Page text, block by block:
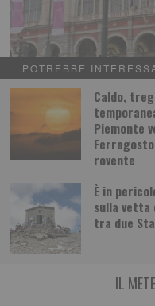
POTREBBE
Caldo,
Piemonte
rovente
È in
sulla vetta
tra due
Incroci più accessibili:
quattro semafori
Quattro importanti incroci
acustici e sistemi di chiamata
IL